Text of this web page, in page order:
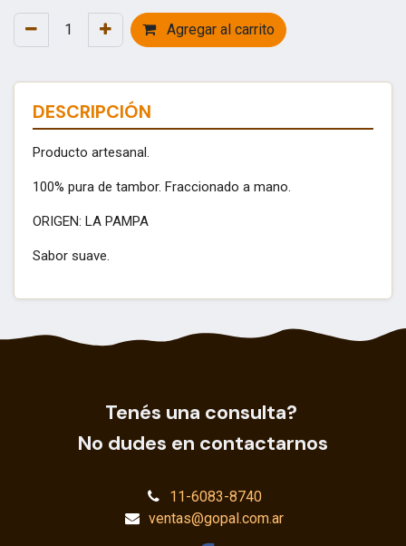
Agregar al carrito
DESCRIPCIÓN
Producto artesanal.
100% pura de tambor. Fraccionado a mano.
ORIGEN: LA PAMPA
Sabor suave.
Tenés una consulta?
No dudes en contactarnos
11-6083-8740
ventas@gopal.com.ar